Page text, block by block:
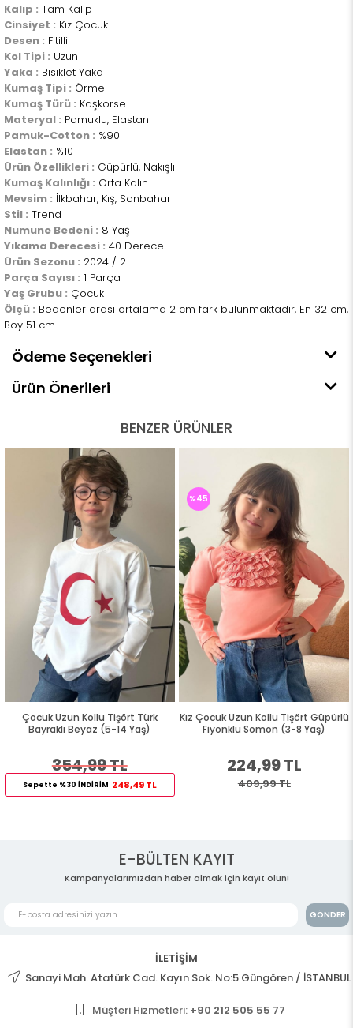
Kalıp : Tam Kalıp
Cinsiyet : Kız Çocuk
Desen : Fitilli
Kol Tipi : Uzun
Yaka : Bisiklet Yaka
Kumaş Tipi : Örme
Kumaş Türü : Kaşkorse
Materyal : Pamuklu, Elastan
Pamuk-Cotton : %90
Elastan : %10
Ürün Özellikleri : Güpürlü, Nakışlı
Kumaş Kalınlığı : Orta Kalın
Mevsim : İlkbahar, Kış, Sonbahar
Stil : Trend
Numune Bedeni : 8 Yaş
Yıkama Derecesi : 40 Derece
Ürün Sezonu : 2024 / 2
Parça Sayısı : 1 Parça
Yaş Grubu : Çocuk
Ölçü : Bedenler arası ortalama 2 cm fark bulunmaktadır, En 32 cm,
Boy 51 cm
Ödeme Seçenekleri
Ürün Önerileri
BENZER ÜRÜNLER
Çocuk Uzun Kollu Tişört Türk
Bayraklı Beyaz (5-14 Yaş)
354,99 TL
Sepette %30 İNDİRİM 248,49 TL
Kız Çocuk Uzun Kollu Tişört Güpürlü
Fiyonklu Somon (3-8 Yaş)
224,99 TL
409,99 TL
%45
E-BÜLTEN KAYIT
Kampanyalarımızdan haber almak için kayıt olun!
GÖNDER
İLETİŞİM
Sanayi Mah. Atatürk Cad. Kayın Sok. No:5 Güngören / İSTANBUL
Müşteri Hizmetleri: +90 212 505 55 77